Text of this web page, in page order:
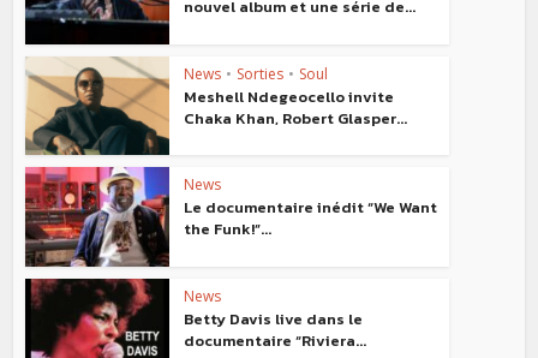
nouvel album et une série de...
News • Sorties • Soul
Meshell Ndegeocello invite
Chaka Khan, Robert Glasper...
News
Le documentaire inédit “We Want
the Funk!”...
News
Betty Davis live dans le
documentaire “Riviera...